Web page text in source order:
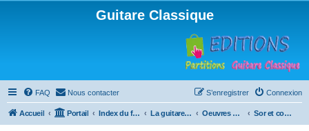
Guitare Classique
FAQ Nous contacter Connexion
S’enregistrer
Accueil Portail Index du forum La guitare : instrument, cours et théorie Oeuvres à la loupe Sor et consort